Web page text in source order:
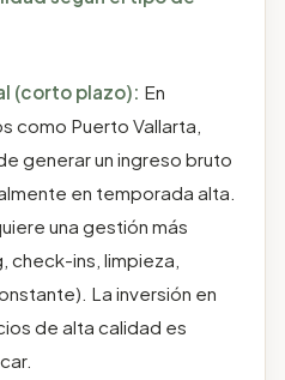
(corto plazo): En
como Puerto Vallarta,
generar un ingreso bruto
en temporada alta.
una gestión más
check-ins, limpieza,
La inversión en
de alta calidad es